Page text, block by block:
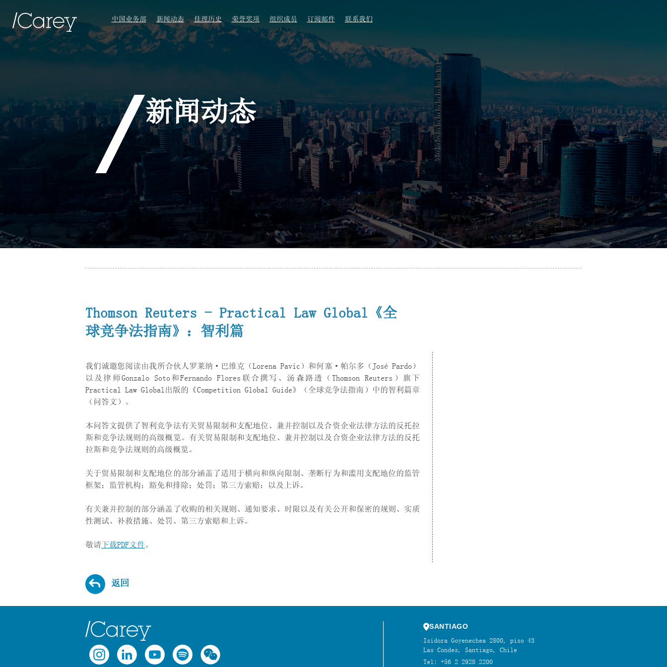
中国业务部 新闻动态 佳理历史 荣誉奖项 组织成员 订阅邮件 联系我们
新闻动态
Thomson Reuters - Practical Law Global《全
球竞争法指南》：智利篇
我们诚邀您阅读由我所合伙人罗莱纳·巴维克（Lorena Pavic）和何塞·帕尔多（José Pardo）
以及律师Gonzalo Soto和Fernando Flores联合撰写、汤森路透（Thomson Reuters）旗下
Practical Law Global出版的《Competition Global Guide》（全球竞争法指南）中的智利篇章
（问答文）。
本问答文提供了智利竞争法有关贸易限制和支配地位、兼并控制以及合资企业法律方法的反托拉
斯和竞争法规则的高级概览。有关贸易限制和支配地位、兼并控制以及合资企业法律方法的反托
拉斯和竞争法规则的高级概览。
关于贸易限制和支配地位的部分涵盖了适用于横向和纵向限制、垄断行为和滥用支配地位的监管
框架；监管机构；豁免和排除；处罚；第三方索赔；以及上诉。
有关兼并控制的部分涵盖了收购的相关规则、通知要求、时限以及有关公开和保密的规则、实质
性测试、补救措施、处罚、第三方索赔和上诉。
敬请下载PDF文件。
返回
SANTIAGO
Isidora Goyenechea 2800, piso 43
Las Condes, Santiago, Chile
Tel: +56 2 2928 2200